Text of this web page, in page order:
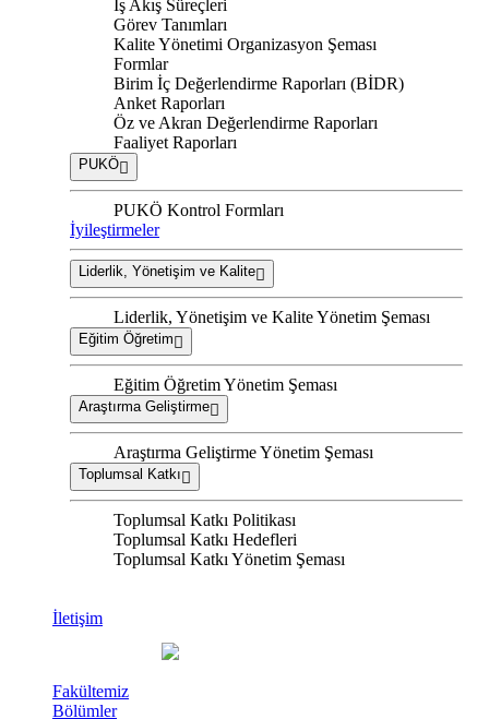
İş Akış Süreçleri
Görev Tanımları
Kalite Yönetimi Organizasyon Şeması
Formlar
Birim İç Değerlendirme Raporları (BİDR)
Anket Raporları
Öz ve Akran Değerlendirme Raporları
Faaliyet Raporları
PUKÖ
PUKÖ Kontrol Formları
İyileştirmeler
Liderlik, Yönetişim ve Kalite
Liderlik, Yönetişim ve Kalite Yönetim Şeması
Eğitim Öğretim
Eğitim Öğretim Yönetim Şeması
Araştırma Geliştirme
Araştırma Geliştirme Yönetim Şeması
Toplumsal Katkı
Toplumsal Katkı Politikası
Toplumsal Katkı Hedefleri
Toplumsal Katkı Yönetim Şeması
İletişim
Fakültemiz
Bölümler